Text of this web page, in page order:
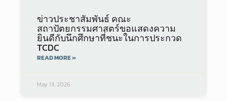
ข่าวประชาสัมพันธ์ คณะ
สถาปัตยกรรมศาสตร์ขอแสดงความ
ยินดีกับนึกศึกษาที่ชนะในการประกวด
TCDC
READ MORE »
May 13, 2026